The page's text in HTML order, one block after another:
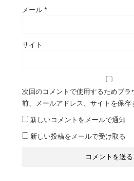
メール *
サイト
次回のコメントで使用するためブラ
前、メールアドレス、サイトを保存
新しいコメントをメールで通知
新しい投稿をメールで受け取る